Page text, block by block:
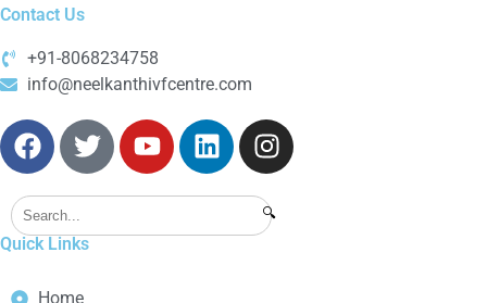
Contact Us
+91-8068234758
info@neelkanthivfcentre.com
🔍
Quick Links
Home